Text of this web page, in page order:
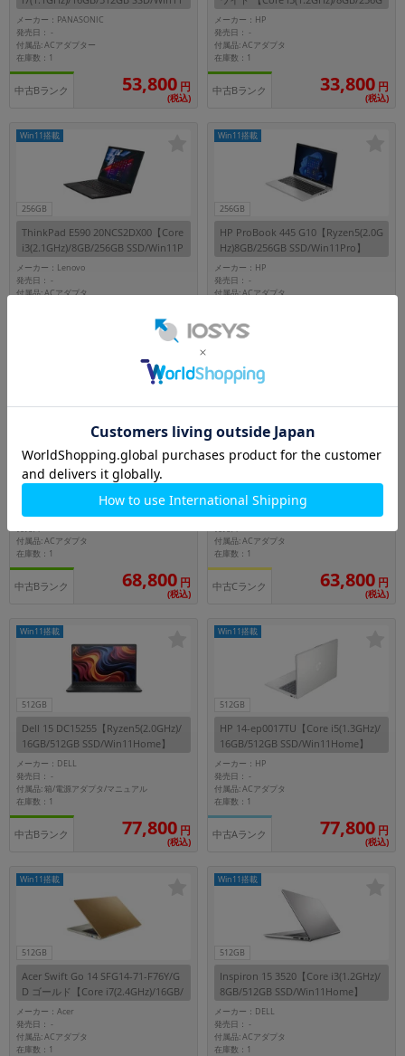
Pro】
メーカー：PANASONIC
発売日：-
付属品: ACアダプター
在庫数：1
中古Bランク 53,800 円
(税込)
B SSD/Win11 Home】
メーカー：HP
発売日：-
付属品: ACアダプタ
在庫数：1
中古Bランク 33,800 円
(税込)
256GB
Win11搭載
ThinkPad E590 20NCS2DX00【Core
i3(2.1GHz)/8GB/256GB SSD/Win11P
ro】
メーカー：Lenovo
発売日：-
付属品: ACアダプタ
16,800
(税込)
256GB
Win11搭載
HP ProBook 445 G10【Ryzen5(2.0G
Hz)8GB/256GB SSD/Win11Pro】
メーカー：HP
発売日：-
付属品: ACアダプタ
中古Bランク
256GB
VAIO F16 VJF16190711N サテンゴー
ルド【Core i5(1.3GHz)/16GB/256GB
メーカー：SONY
付属品: ACアダプタ
在庫数：1
中古Bランク 68,800 円
(税込)
256GB
Win11搭載
Latitude 3540【Core i5(1.6GHz)/16
GB/256GB SSD/Win11Pro】
メーカー：DELL
付属品: ACアダプタ
在庫数：1
中古Cランク 63,800 円
(税込)
512GB
Win11搭載
Dell 15 DC15255【Ryzen5(2.0GHz)/
16GB/512GB SSD/Win11Home】
メーカー：DELL
発売日：-
付属品: 箱/電源アダプタ/マニュアル
在庫数：1
中古Bランク 77,800 円
(税込)
512GB
Win11搭載
HP 14-ep0017TU【Core i5(1.3GHz)/
16GB/512GB SSD/Win11Home】
メーカー：HP
発売日：-
付属品: ACアダプタ
在庫数：1
中古Aランク 77,800 円
(税込)
512GB
Win11搭載
Acer Swift Go 14 SFG14-71-F76Y/G
D ゴールド【Core i7(2.4GHz)/16GB/
512GB SSD/Win11Home】
メーカー：Acer
発売日：-
付属品: ACアダプタ
在庫数：1
512GB
Win11搭載
Inspiron 15 3520【Core i3(1.2GHz)/
8GB/512GB SSD/Win11Home】
メーカー：DELL
発売日：-
付属品: ACアダプタ
在庫数：1